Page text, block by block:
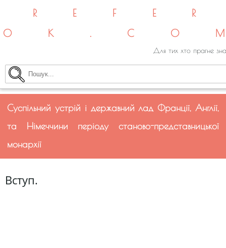
Для тих хто прагне
Суспільний устрій і державний лад Франції, Англії,
та Німеччини періоду станово-представницької
монархії
Вступ.